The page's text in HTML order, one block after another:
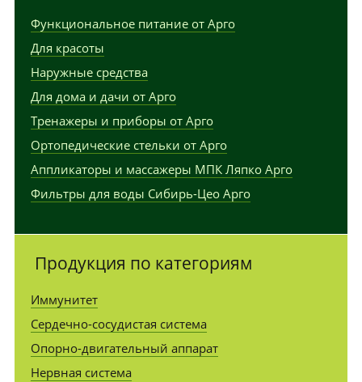
Функциональное питание от Арго
Для красоты
Наружные средства
Для дома и дачи от Арго
Тренажеры и приборы от Арго
Ортопедические стельки от Арго
Аппликаторы и массажеры МПК Ляпко Арго
Фильтры для воды Сибирь-Цео Арго
Продукция по категориям
Иммунитет
Сердечно-сосудистая система
Опорно-двигательный аппарат
Нервная система